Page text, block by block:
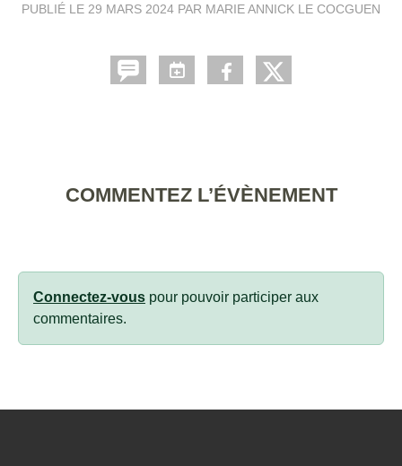
PUBLIÉ LE 29 MARS 2024 PAR MARIE ANNICK LE COCGUEN
COMMENTEZ L’ÉVÈNEMENT
Connectez-vous pour pouvoir participer aux
commentaires.